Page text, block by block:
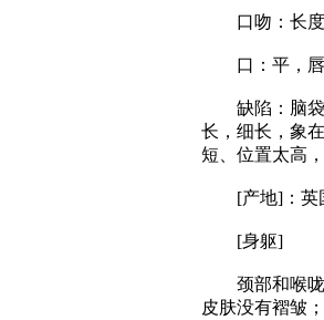
口吻：长度
口：平，唇
缺陷：脑袋
长，细长，象
短、位置太高
[产地]：英
[身躯]
颈部和喉咙
皮肤没有褶皱